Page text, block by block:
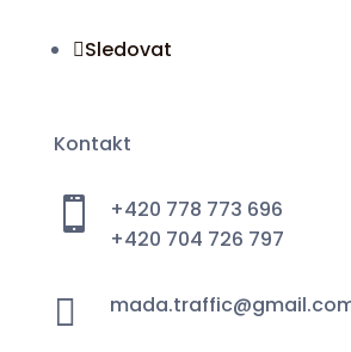
Sledovat
Kontakt

+420 778 773 696
+420 704 726 797
